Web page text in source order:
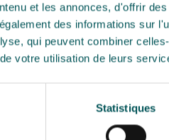
et les annonces, d'offrir
des informations sur
qui peuvent combiner
votre utilisation de leurs
Statistiques